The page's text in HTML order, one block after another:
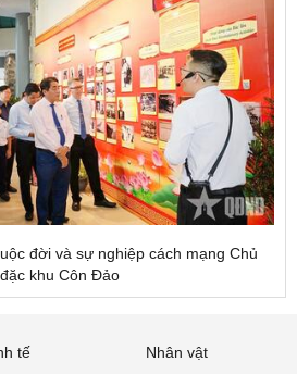
đời và sự nghiệp cách mạng Chủ
khu Côn Đảo
tế
Nhân vật